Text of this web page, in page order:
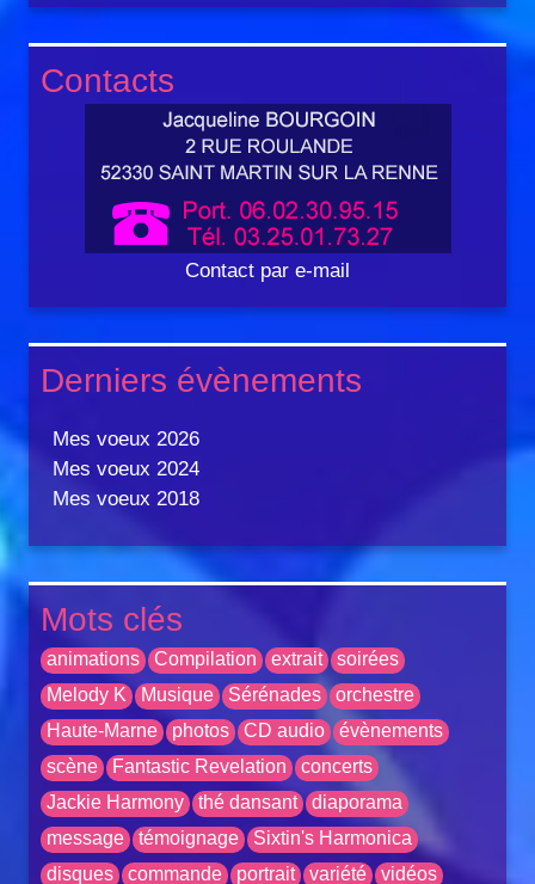
Contacts
Contact par e-mail
Derniers évènements
Mes voeux 2026
Mes voeux 2024
Mes voeux 2018
Mots clés
animations Compilation extrait
soirées
Melody K
Musique Sérénades
orchestre
Haute-Marne
photos CD audio
évènements
scène
Fantastic Revelation
concerts
Jackie Harmony
thé dansant
diaporama
message
témoignage
Sixtin's Harmonica
disques
commande portrait variété
vidéos